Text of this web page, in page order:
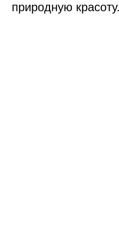
природную красоту.